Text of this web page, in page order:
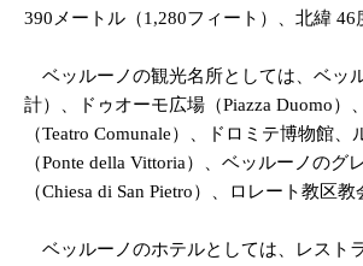
390メートル（1,280フィート）、北緯 46
ベッルーノの観光名所としては、ベッ
計）、ドゥオーモ広場（Piazza Duomo
（Teatro Comunale）、ドロミテ博物館
（Ponte della Vittoria）、ベッルーノの
（Chiesa di San Pietro）、ロレート教区
ベッルーノのホテルとしては、レスト